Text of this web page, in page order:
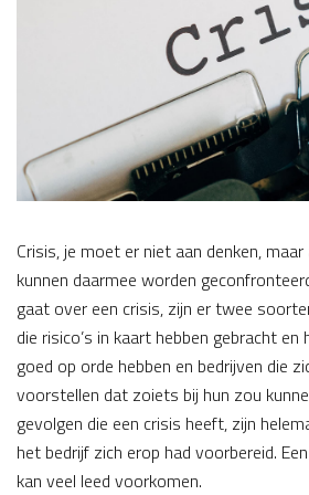
Crisis, je moet er niet aan denken,
kunnen daarmee worden
gaat over een crisis, zijn er twee
die risico’s in kaart hebben gebracht
goed op orde hebben en bedrijven die
voorstellen dat zoiets bij hun zou
gevolgen die een crisis heeft, zijn
het bedrijf zich erop had voorbereid.
kan veel leed voorkomen.